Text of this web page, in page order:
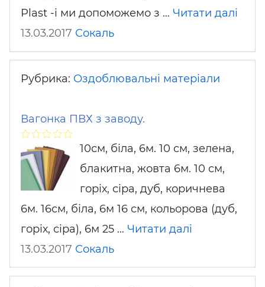
Plast -і ми допоможемо з … Читати далі
13.03.2017 Сокаль
Рубрика: Оздоблювальні матеріали
Вагонка ПВХ з заводу.
10см, біла, 6м. 10 см, зелена,
блакитна, жовта 6м. 10 см,
горіх, сіра, дуб, коричнева
6м. 16см, біла, 6м 16 см, кольорова (дуб,
горіх, сіра), 6м 25 … Читати далі
13.03.2017 Сокаль